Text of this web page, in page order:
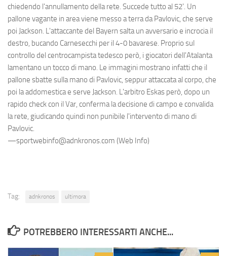
chiedendo l'annullamento della rete. Succede tutto al 52'. Un
pallone vagante in area viene messo a terra da Pavlovic, che serve
poi Jackson. L'attaccante del Bayern salta un avversario e incrocia il
destro, bucando Carnesecchi per il 4-0 bavarese. Proprio sul
controllo del centrocampista tedesco però, i giocatori dell'Atalanta
lamentano un tocco di mano. Le immagini mostrano infatti che il
pallone sbatte sulla mano di Pavlovic, seppur attaccata al corpo, che
poi la addomestica e serve Jackson. L'arbitro Eskas però, dopo un
rapido check con il Var, conferma la decisione di campo e convalida
la rete, giudicando quindi non punibile l'intervento di mano di
Pavlovic.
—sportwebinfo@adnkronos.com (Web Info)
Tag: adnkronos ultimora
POTREBBERO INTERESSARTI ANCHE...